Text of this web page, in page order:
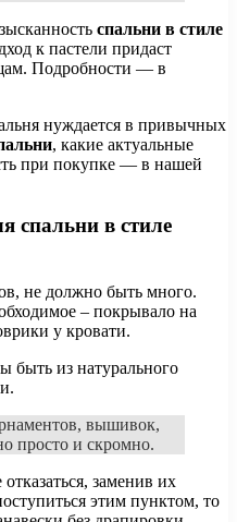
спальни в стиле
к пастели придаст
Подробности — в
нуждается в привычных
, какие актуальные
при покупке — в нашей
спальни в стиле
не должно быть много.
– покрывало на
у кровати.
быть из натурального
вышивок,
просто и скромно.
заменив их
этим пунктом, то